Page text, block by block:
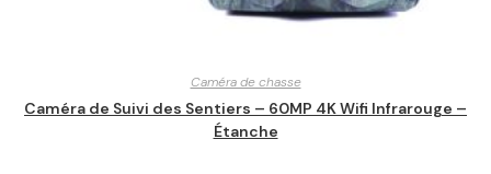
Caméra de chasse
Caméra de Suivi des Sentiers – 60MP 4K Wifi Infrarouge –
Étanche